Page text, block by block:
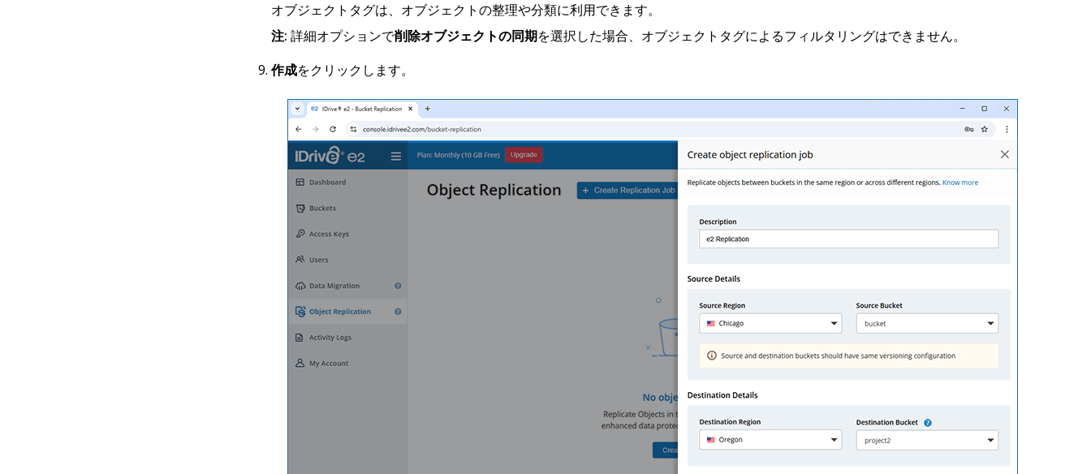
オブジェクトタグは、オブジェクトの整理や分類に利用できます。
注: 詳細オプションで削除オブジェクトの同期を選択した場合、オブジェクトタグによるフィルタリングはできません。
作成をクリックします。